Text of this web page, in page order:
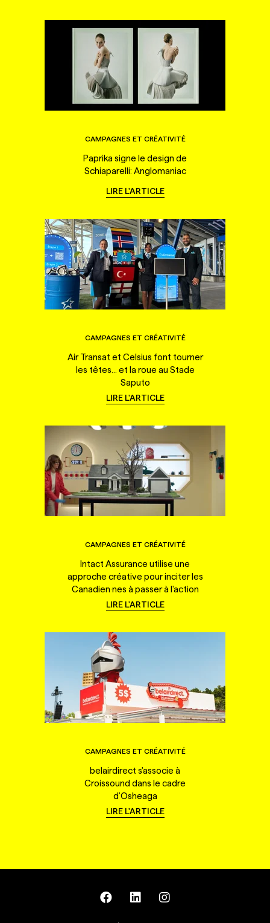
CAMPAGNES ET CRÉATIVITÉ
Paprika signe le design de
Schiaparelli: Anglomaniac
LIRE L'ARTICLE
CAMPAGNES ET CRÉATIVITÉ
Air Transat et Celsius font tourner
les têtes... et la roue au Stade
Saputo
LIRE L'ARTICLE
CAMPAGNES ET CRÉATIVITÉ
Intact Assurance utilise une
approche créative pour inciter les
Canadien·nes à passer à l'action
LIRE L'ARTICLE
CAMPAGNES ET CRÉATIVITÉ
belairdirect s'associe à
Croissound dans le cadre
d'Osheaga
LIRE L'ARTICLE